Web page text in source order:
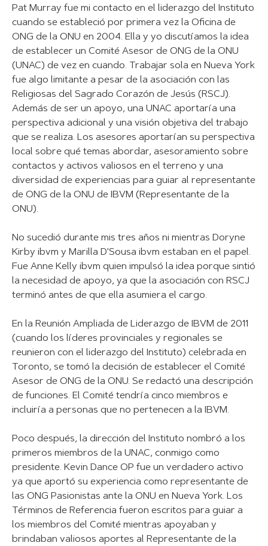
Pat Murray fue mi contacto en el liderazgo del Instituto
cuando se estableció por primera vez la Oficina de
ONG de la ONU en 2004. Ella y yo discutíamos la idea
de establecer un Comité Asesor de ONG de la ONU
(UNAC) de vez en cuando. Trabajar sola en Nueva York
fue algo limitante a pesar de la asociación con las
Religiosas del Sagrado Corazón de Jesús (RSCJ).
Además de ser un apoyo, una UNAC aportaría una
perspectiva adicional y una visión objetiva del trabajo
que se realiza. Los asesores aportarían su perspectiva
local sobre qué temas abordar, asesoramiento sobre
contactos y activos valiosos en el terreno y una
diversidad de experiencias para guiar al representante
de ONG de la ONU de IBVM (Representante de la
ONU).
No sucedió durante mis tres años ni mientras Doryne
Kirby ibvm y Marilla D'Sousa ibvm estaban en el papel.
Fue Anne Kelly ibvm quien impulsó la idea porque sintió
la necesidad de apoyo, ya que la asociación con RSCJ
terminó antes de que ella asumiera el cargo.
En la Reunión Ampliada de Liderazgo de IBVM de 2011
(cuando los líderes provinciales y regionales se
reunieron con el liderazgo del Instituto) celebrada en
Toronto, se tomó la decisión de establecer el Comité
Asesor de ONG de la ONU. Se redactó una descripción
de funciones. El Comité tendría cinco miembros e
incluiría a personas que no pertenecen a la IBVM.
Poco después, la dirección del Instituto nombró a los
primeros miembros de la UNAC, conmigo como
presidente. Kevin Dance OP fue un verdadero activo
ya que aportó su experiencia como representante de
las ONG Pasionistas ante la ONU en Nueva York. Los
Términos de Referencia fueron escritos para guiar a
los miembros del Comité mientras apoyaban y
brindaban valiosos aportes al Representante de la